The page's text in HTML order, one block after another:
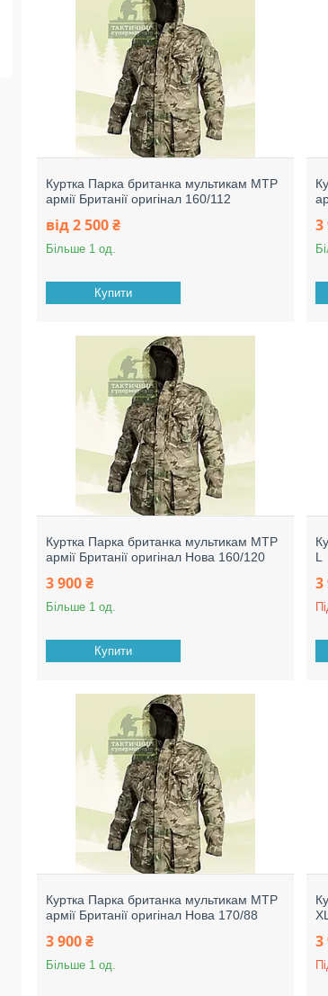
Куртка Парка британка мультикам МТР
армії Британії оригінал 160/112
від 2 500 ₴
Більше 1 од.
Купити
3
Куртка Парка британка мультикам МТР
армії Британії оригінал Нова 160/120
3 900 ₴
Більше 1 од.
Купити
L
3
Куртка Парка британка мультикам МТР
армії Британії оригінал Нова 170/88
3 900 ₴
Більше 1 од.
XL
3